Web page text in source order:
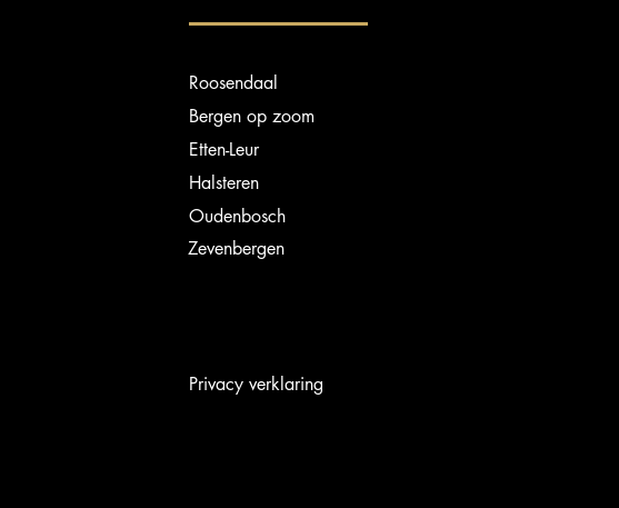
Roosendaal
Bergen op zoom
Etten-Leur
Halsteren
Oudenbosch
Zevenbergen
Privacy verklaring